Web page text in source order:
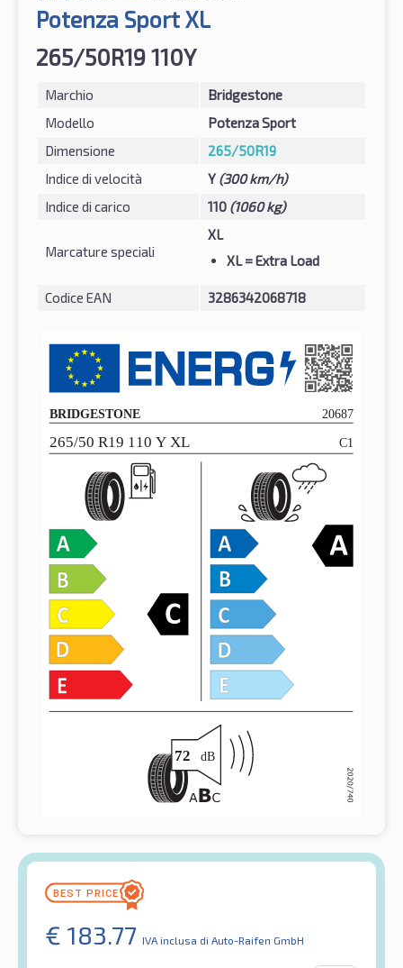
Potenza Sport XL
265/50R19 110Y
Marchio
Bridgestone
Modello
Potenza Sport
Dimensione
265/50R19
Indice di velocità
Y (300 km/h)
Indice di carico
110 (1060 kg)
Marcature speciali
XL
XL = Extra Load
Codice EAN 3286342068718
€ 183.77 IVA inclusa di Auto-Raifen GmbH